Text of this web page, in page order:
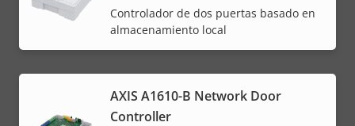
Controlador de dos puertas basado en
almacenamiento local
AXIS A1610-B Network Door
Controller